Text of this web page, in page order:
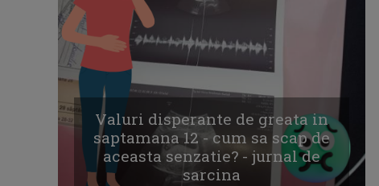
Valuri disperante de greata in
saptamana 12 - cum sa scap de
aceasta senzatie? - jurnal de
sarcina